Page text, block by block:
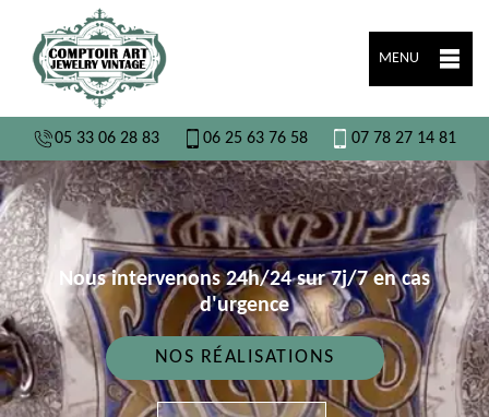
MENU
05 33 06 28 83 06 25 63 76 58 07 78 27 14 81
Nous intervenons 24h/24 sur 7j/7 en cas
d'urgence
NOS RÉALISATIONS